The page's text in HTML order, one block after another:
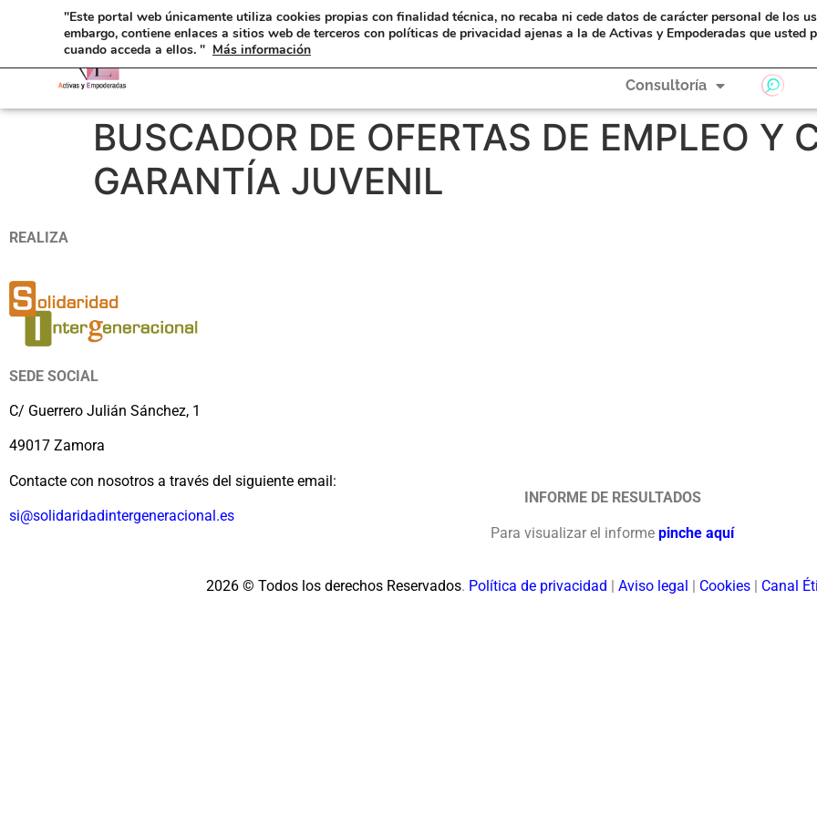
eAyudas Formación A Hombros de Gigantas
Consultoría
BUSCADOR DE OFERTAS DE EMPLEO Y
GARANTÍA JUVENIL
REALIZA
SEDE SOCIAL
C/ Guerrero Julián Sánchez, 1
49017 Zamora
Contacte con nosotros a través del siguiente email:
si@solidaridadintergeneracional.es
INFORME DE RESULTADOS
Para visualizar el informe pinche aquí
2026 © Todos los derechos Reservados. Política de privacidad | Aviso legal | Cookies | Canal
"Este portal web únicamente utiliza cookies propias con finalidad técnica, no recaba ni cede datos de carácter personal de los
embargo, contiene enlaces a sitios web de terceros con políticas de privacidad ajenas a la de Activas y Empoderadas que usted
cuando acceda a ellos. " Más información